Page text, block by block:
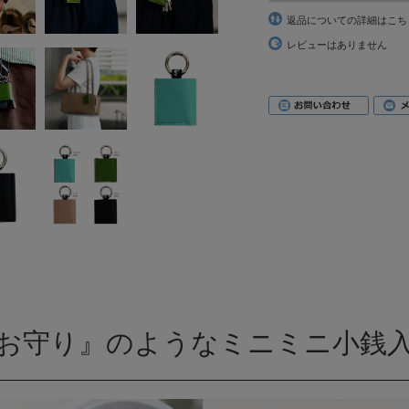
返品についての詳細はこち
レビューはありません
守り』のようなミニミニ小銭